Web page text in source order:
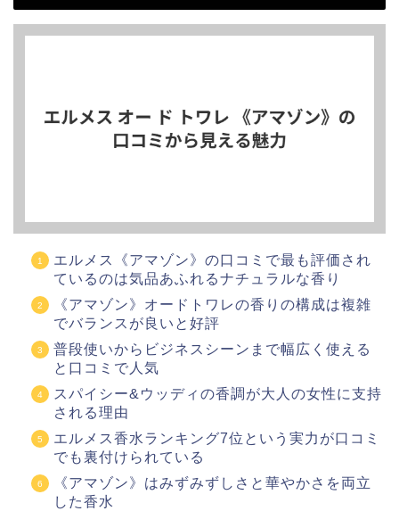
エルメス《アマゾン》の口コミで最も評価され
ているのは気品あふれるナチュラルな香り
《アマゾン》オードトワレの香りの構成は複雑
でバランスが良いと好評
普段使いからビジネスシーンまで幅広く使える
と口コミで人気
スパイシー&ウッディの香調が大人の女性に支持
される理由
エルメス香水ランキング7位という実力が口コミ
でも裏付けられている
《アマゾン》はみずみずしさと華やかさを両立
した香水